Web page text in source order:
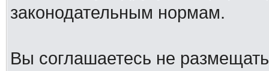
законодательным нормам.
Вы соглашаетесь не